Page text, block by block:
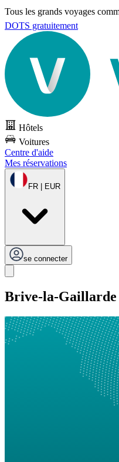
Tous les grands voyages
DOTS gratuitement
Hôtels
Voitures
Centre d'aide
Mes réservations
FR | EUR
se connecter
Brive-la-Gaillarde